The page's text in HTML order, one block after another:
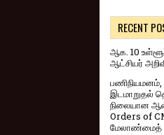
RECENT
ஆக. 10
ஆட்சியர்
பணிநியமனம்,
இடமாறுதல்
நிலையான
Orders of
மேலாண்மைத்